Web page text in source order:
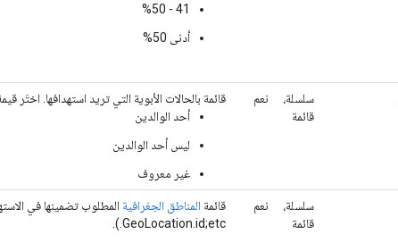
41 - 50‏%
أدنى 50%
سلسلة،
قائمة
نعم
قائمة بالحالات الأبوية التي تريد استهدافها. اختَر
أحد الوالدين
ليس أحد الوالدين
غير معروف
سلسلة،
قائمة
نعم قائمة المناطق الجغرافية
GeoLocation.id;etc.).